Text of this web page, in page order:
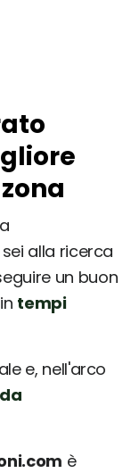
alla ricerca
un buon
tempi
e, nell'arco
è